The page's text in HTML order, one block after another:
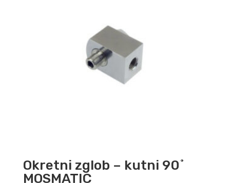
Okretni zglob – kutni 90˚
MOSMATIC